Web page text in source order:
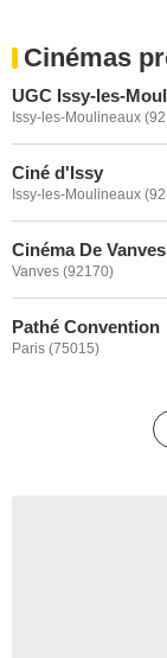
Cinémas
UGC Issy-les-
Issy-les-Moulineaux
Ciné d'Issy
Issy-les-Moulineaux
Cinéma De Vanves
Vanves (92170)
Pathé Convention
Paris (75015)